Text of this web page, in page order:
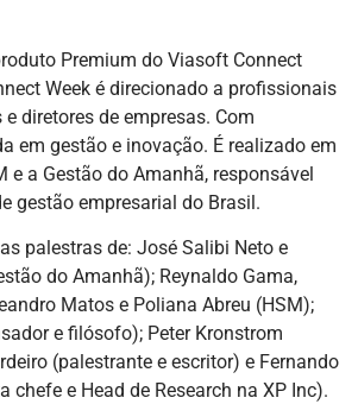
Premium do Viasoft Connect
Week é direcionado a profissionais
e diretores de empresas. Com
em gestão e inovação. É realizado em
e a Gestão do Amanhã, responsável
gestão empresarial do Brasil.
palestras de: José Salibi Neto e
do Amanhã); Reynaldo Gama,
Matos e Poliana Abreu (HSM);
e filósofo); Peter Kronstrom
(palestrante e escritor) e Fernando
chefe e Head de Research na XP Inc).